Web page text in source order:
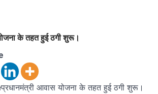
के तहत हुई ठगी शुरू।
आवास योजना के तहत हुई ठगी शुरू।